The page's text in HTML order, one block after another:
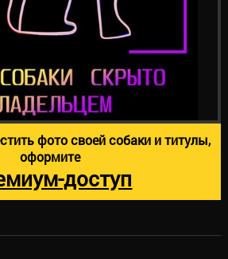
фото своей собаки и титулы,
оформите
доступ